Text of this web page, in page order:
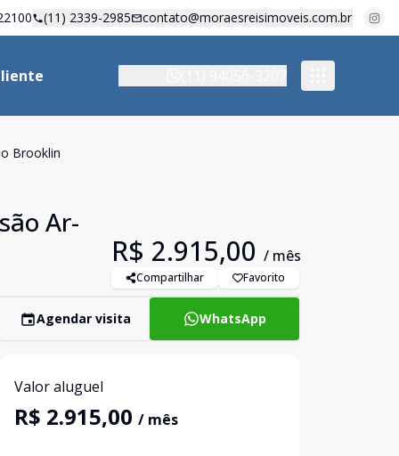
(11) 2339-2985 contato@moraesreisimoveis.com.br
Brooklin
Ar-
R$ 2.915,00 / mês
Compartilhar Favorito
Agendar visita WhatsApp
Valor aluguel
R$ 2.915,00 / mês